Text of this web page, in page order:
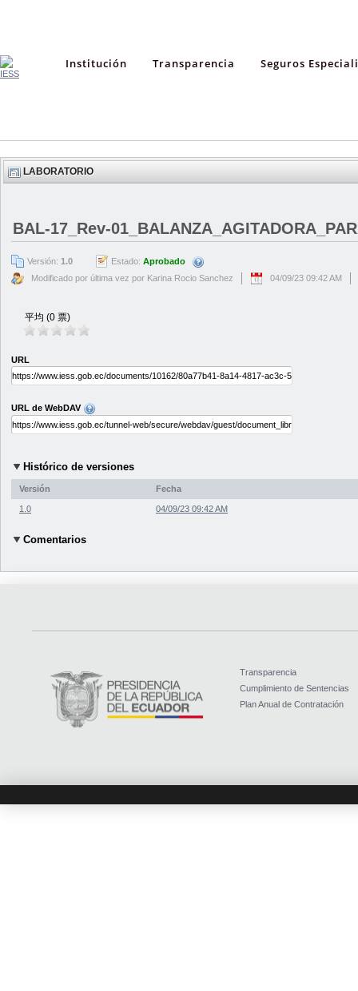
Institución Transparencia Seguros
LABORATORIO
BAL-17_Rev-
Versión: 1.0 Estado: Aprobado
Modificado por última vez por Karina Rocio Sanchez
04/09/23 09:42 AM
平均 (0 票)
URL
URL de WebDAV
Histórico de versiones
Versión Fecha
1.0 04/09/23 09:42 AM
Comentarios
Transparencia
Cumplimiento de Sentencias
Plan Anual de Contratación